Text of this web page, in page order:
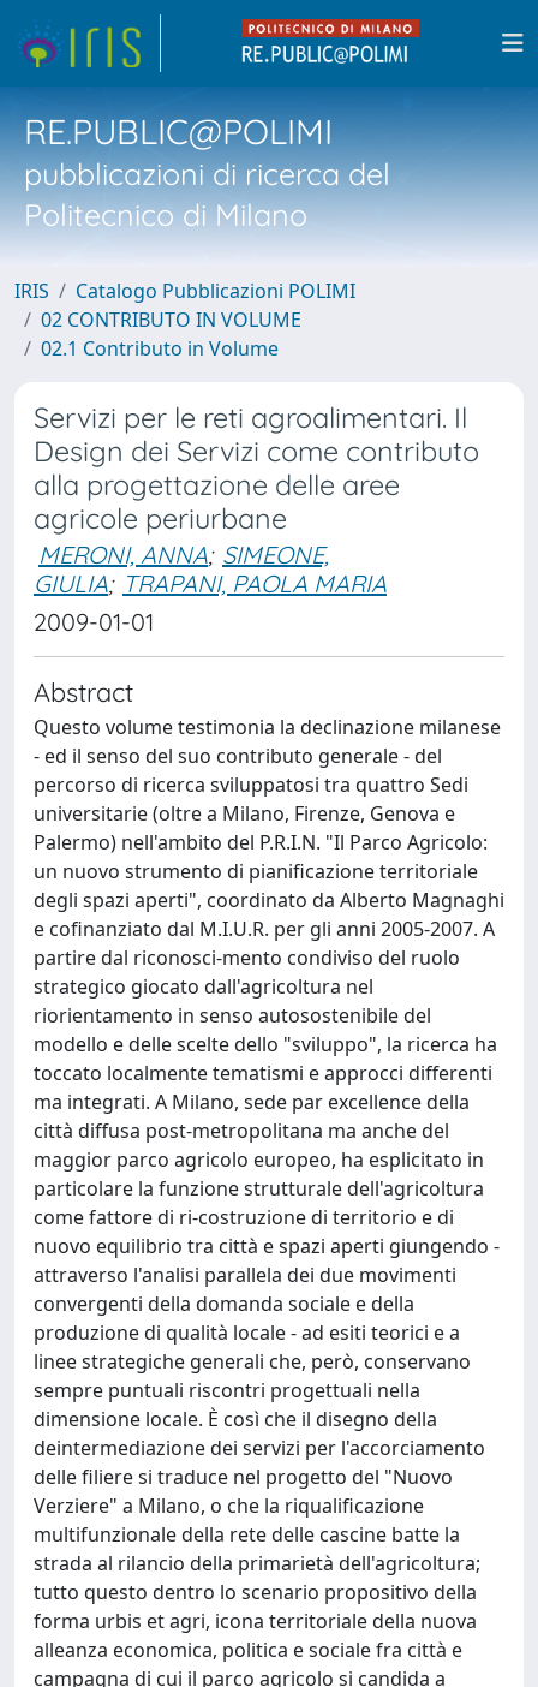
RE.PUBLIC@POLIMI
pubblicazioni di ricerca del
Politecnico di Milano
IRIS
Catalogo Pubblicazioni POLIMI
02 CONTRIBUTO IN VOLUME
02.1 Contributo in Volume
Servizi per le reti agroalimentari. Il
Design dei Servizi come contributo
alla progettazione delle aree
agricole periurbane
MERONI, ANNA; SIMEONE,
GIULIA; TRAPANI, PAOLA MARIA
2009-01-01
Abstract
Questo volume testimonia la declinazione milanese
- ed il senso del suo contributo generale - del
percorso di ricerca sviluppatosi tra quattro Sedi
universitarie (oltre a Milano, Firenze, Genova e
Palermo) nell'ambito del P.R.I.N. "Il Parco Agricolo:
un nuovo strumento di pianificazione territoriale
degli spazi aperti", coordinato da Alberto Magnaghi
e cofinanziato dal M.I.U.R. per gli anni 2005-2007. A
partire dal riconosci-mento condiviso del ruolo
strategico giocato dall'agricoltura nel
riorientamento in senso autosostenibile del
modello e delle scelte dello "sviluppo", la ricerca ha
toccato localmente tematismi e approcci differenti
ma integrati. A Milano, sede par excellence della
città diffusa post-metropolitana ma anche del
maggior parco agricolo europeo, ha esplicitato in
particolare la funzione strutturale dell'agricoltura
come fattore di ri-costruzione di territorio e di
nuovo equilibrio tra città e spazi aperti giungendo -
attraverso l'analisi parallela dei due movimenti
convergenti della domanda sociale e della
produzione di qualità locale - ad esiti teorici e a
linee strategiche generali che, però, conservano
sempre puntuali riscontri progettuali nella
dimensione locale. È così che il disegno della
deintermediazione dei servizi per l'accorciamento
delle filiere si traduce nel progetto del "Nuovo
Verziere" a Milano, o che la riqualificazione
multifunzionale della rete delle cascine batte la
strada al rilancio della primarietà dell'agricoltura;
tutto questo dentro lo scenario propositivo della
forma urbis et agri, icona territoriale della nuova
alleanza economica, politica e sociale fra città e
campagna di cui il parco agricolo si candida a